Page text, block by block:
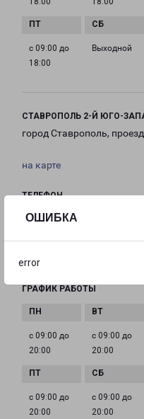
ОШИБКА
error
с 09:00 до
18:00
Выходной
СТАВРОПОЛЬ 2-Й ЮГО-
город Ставрополь,
на карте
ТЕЛЕФОН
8(8652) 990-999
EMAIL
stavropol@pecom.ru
ГРАФИК РАБОТЫ
с 09:00 до
20:00
с 09:00 до
20:00
с 09:00 до
20:00
с 09:00 до
20:00